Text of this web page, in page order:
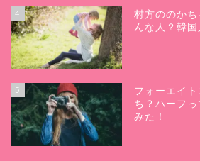
4
村方ののか
んな人？韓
5
フォーエイ
ち？ハーフ
みた！